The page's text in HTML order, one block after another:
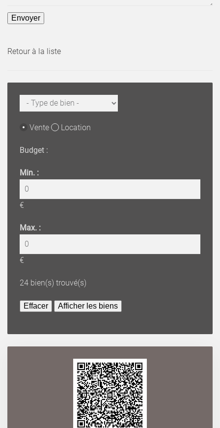
Retour à la liste
Vente Location
Budget :
Min. :
€
Max. :
€
24 bien(s) trouvé(s)